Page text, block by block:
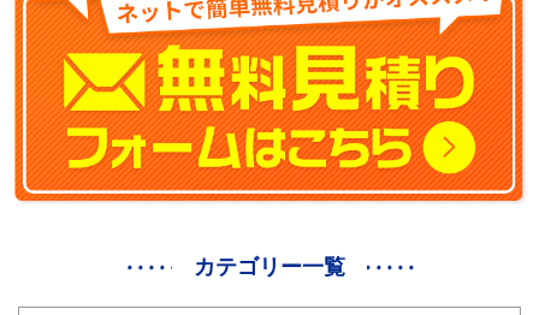
チ
対
応)
AD-
KB15AH85R
※
サ
ャ
カテゴリー一覧